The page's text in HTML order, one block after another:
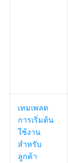
เทมเพลต
การเริ่มต้น
ใช้งาน
สำหรับ
ลูกค้า